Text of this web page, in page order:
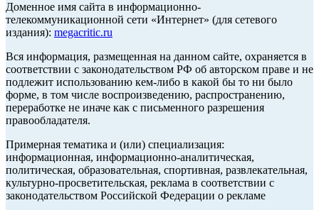
Доменное имя сайта в информационно-
телекоммуникационной сети «Интернет» (для сетевого
издания): megacritic.ru
Вся информация, размещенная на данном сайте, охраняется в
соответствии с законодательством РФ об авторском праве и не
подлежит использованию кем-либо в какой бы то ни было
форме, в том числе воспроизведению, распространению,
переработке не иначе как с письменного разрешения
правообладателя.
Примерная тематика и (или) специализация:
информационная, информационно-аналитическая,
политическая, образовательная, спортивная, развлекательная,
культурно-просветительская, реклама в соответствии с
законодательством Российской Федерации о рекламе